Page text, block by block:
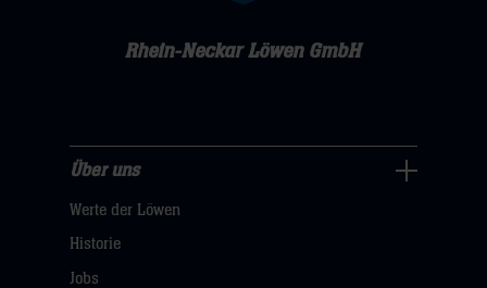
Rhein-Neckar Löwen GmbH
uns
Navigation
öffnen,
Über uns
Werte der Löwen
Historie
Jobs